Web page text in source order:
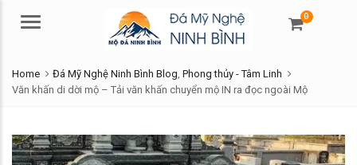
Menu
0
Home Đá Mỹ Nghệ Ninh Bình Blog Phong thủy - Tâm Linh
Văn khấn di dời mộ – Tải văn khấn chuyển mộ IN ra đọc ngoài Mộ